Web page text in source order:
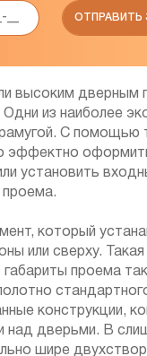
высоким дверным
из наиболее
С помощью
эффектно
установить
который
или сверху. Такая
габариты проема
конструкции,
над дверьми. В
шире